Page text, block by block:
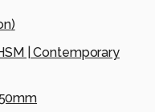
)
| Contemporary